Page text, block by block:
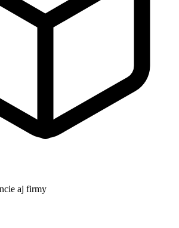
aj firmy